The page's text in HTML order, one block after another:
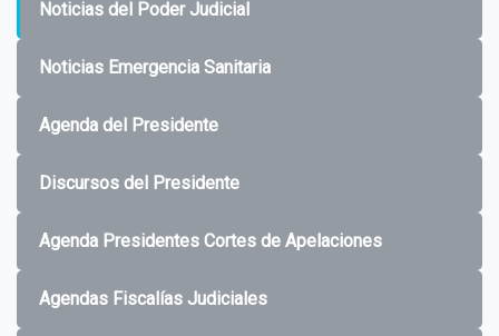
Noticias del Poder Judicial
Noticias Emergencia Sanitaria
Agenda del Presidente
Discursos del Presidente
Agenda Presidentes Cortes de Apelaciones
Agendas Fiscalías Judiciales